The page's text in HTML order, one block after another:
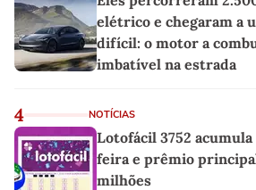
elétrico e chegaram a
difícil: o motor a
imbatível na estrada
4 NOTÍCIAS
Lotofácil 3752
feira e prêmio
milhões